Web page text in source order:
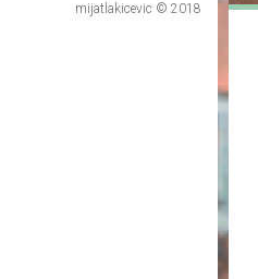
mijatlakicevic © 2018